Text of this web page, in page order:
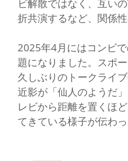
ビ解散ではなく、互い
折共演するなど、関係
2025年4月にはコンビ
題になりました。スポ
久しぶりのトークライ
近影が「仙人のようだ
レビから距離を置くほ
てきている様子が伝わっ